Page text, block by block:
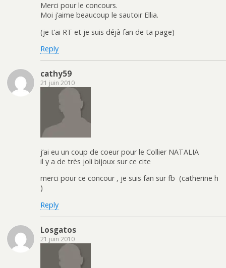
Merci pour le concours.
Moi j’aime beaucoup le sautoir Ellia.
(je t’ai RT et je suis déjà fan de ta page)
Reply
cathy59
21 juin 2010
j’ai eu un coup de coeur pour le Collier NATALIA
il y a de très joli bijoux sur ce cite
merci pour ce concour , je suis fan sur fb (catherine h
)
Reply
Losgatos
21 juin 2010